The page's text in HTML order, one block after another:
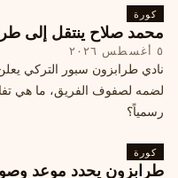
كورة
محمد صلاح ينتقل إلى
٥ أغسطس ٢٠٢٦
نادي طرابزون سبور التركي
لضمه لصفوف الفريق، ما هي
رسمياً؟
كورة
طرابزون يحدد موعد